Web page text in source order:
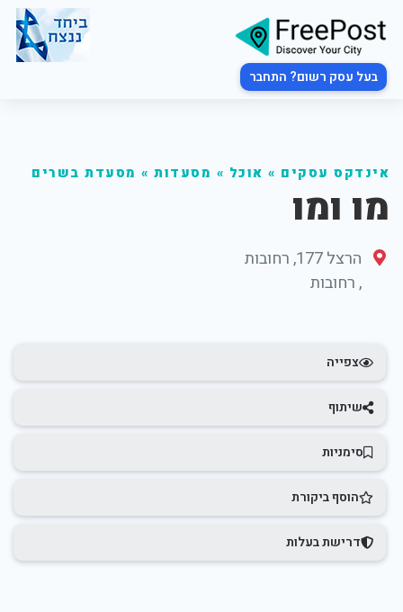
בעל עסק רשום? התחבר
אינדקס עסקים » אוכל » מסעדות » מסעדת בשרים
מו ומו
הרצל 177, רחובות
,רחובות
צפייה
שיתוף
סימניות
הוסף ביקורת
דרישת בעלות